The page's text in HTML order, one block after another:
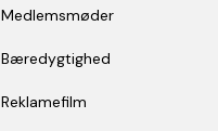
Medlemsmøder
Bæredygtighed
Reklamefilm